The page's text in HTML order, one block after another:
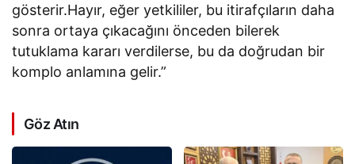
gösterir.Hayır, eğer yetkililer, bu itirafçıların daha
sonra ortaya çıkacağını önceden bilerek
tutuklama kararı verdilerse, bu da doğrudan bir
komplo anlamına gelir.”
Göz Atın